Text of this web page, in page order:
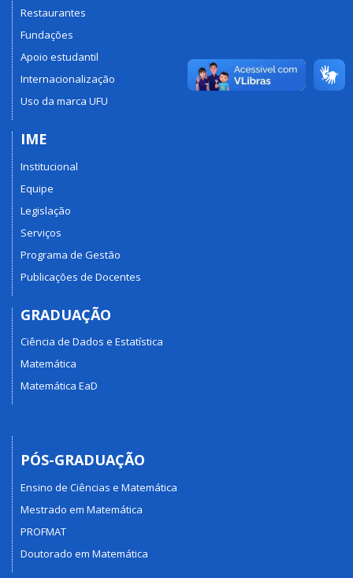
Restaurantes
Fundações
Apoio estudantil
Internacionalização
Uso da marca UFU
IME
Institucional
Equipe
Legislação
Serviços
Programa de Gestão
Publicações de Docentes
GRADUAÇÃO
Ciência de Dados e Estatística
Matemática
Matemática EaD
PÓS-GRADUAÇÃO
Ensino de Ciências e Matemática
Mestrado em Matemática
PROFMAT
Doutorado em Matemática